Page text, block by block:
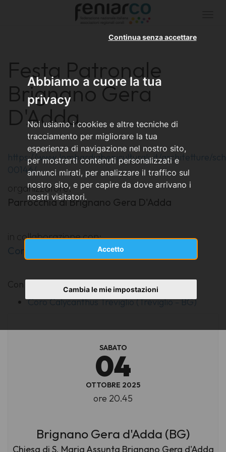
Abbiamo a cuore la tua
privacy
Noi usiamo i cookies e altre tecniche di
tracciamento per migliorare la tua
esperienza di navigazione nel nostro sito,
per mostrarti contenuti personalizzati e
annunci mirati, per analizzare il traffico sul
nostro sito, e per capire da dove arrivano i
nostri visitatori.
Accetto
Continua senza accettare
Cambia le mie impostazioni
Festa Patronale
Brignano Gera
D'Adda
https://www.lombardiabeniculturali.it/architetture/
00146/
organizzatore:
Parrocchia di Brignano Gera D'Adda
in collaborazione con:
Coro Calycanthus Treviglio
Con la partecipazione di
Coro Calycanthus Treviglio (Treviglio - BG)
SABATO
04
OTTOBRE 2025
ore 20.45
Brignano Gera d'Adda (BG)
Chiesa di S. Maria Assunta Brignano Gera d'Adda